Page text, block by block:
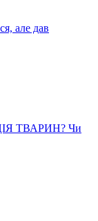
але дав
ТВАРИН? Чи